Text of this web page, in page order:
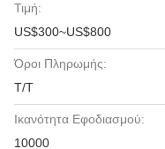
Τιμή:
US$300~US$800
Όροι Πληρωμής:
T/T
Ικανότητα Εφοδιασμού:
10000